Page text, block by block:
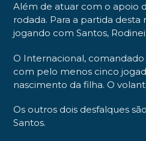
Além de atuar com o apoio
rodada. Para a partida
jogando com Santos,
O Internacional, comandado
com pelo menos cinco
nascimento da filha. O
Os outros dois desfalques
Santos.